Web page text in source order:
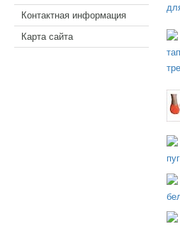
Контактная информация
Карта сайта